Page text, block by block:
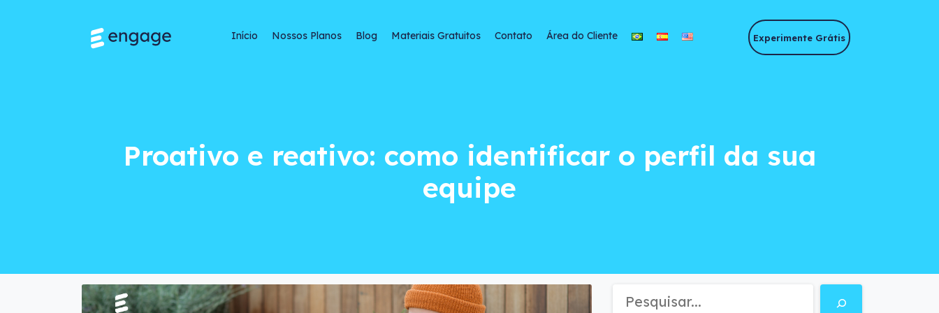
Início Nossos Planos Blog Materiais Gratuitos Contato Área do Cliente Experimente Grátis
Proativo e reativo: como identificar o perfil da sua
equipe